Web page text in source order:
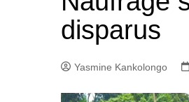
disparus
Yasmine Kankolongo